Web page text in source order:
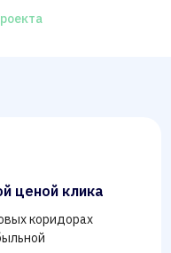
ценой клика
коридорах